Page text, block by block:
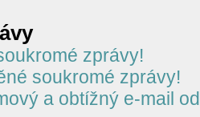
zprávy!
soukromé zprávy!
a obtížný e-mail